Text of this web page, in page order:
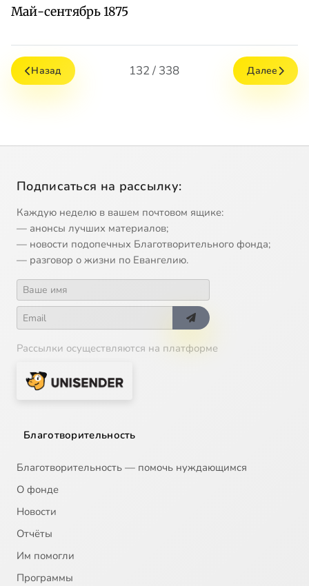
Май-сентябрь 1875
Назад 132 / 338 Далее
Подписаться на рассылку:
Каждую неделю в вашем почтовом ящике:
— анонсы лучших материалов;
— новости подопечных Благотворительного фонда;
— разговор о жизни по Евангелию.
Рассылки осуществляются на платформе
Благотворительность
Благотворительность — помочь нуждающимся
О фонде
Новости
Отчёты
Им помогли
Программы